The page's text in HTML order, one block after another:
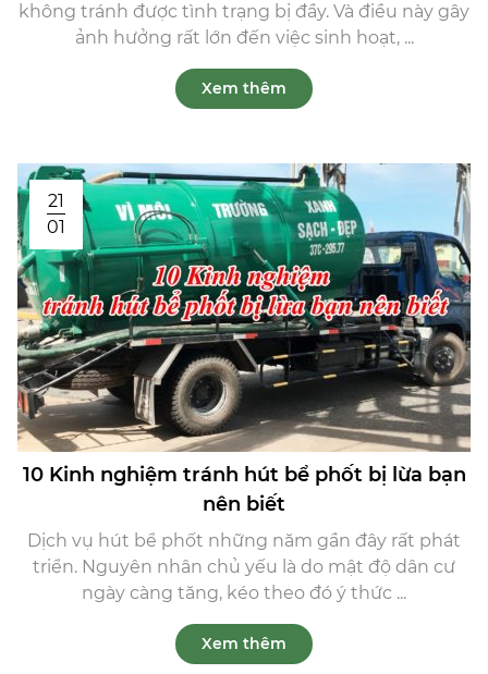
không tránh được tình trạng bị đầy. Và điều này gây
ảnh hưởng rất lớn đến việc sinh hoạt, ...
Xem thêm
21
01
10 Kinh nghiệm tránh hút bể phốt bị lừa bạn
nên biết
Dịch vụ hút bể phốt những năm gần đây rất phát
triển. Nguyên nhân chủ yếu là do mật độ dân cư
ngày càng tăng, kéo theo đó ý thức ...
Xem thêm